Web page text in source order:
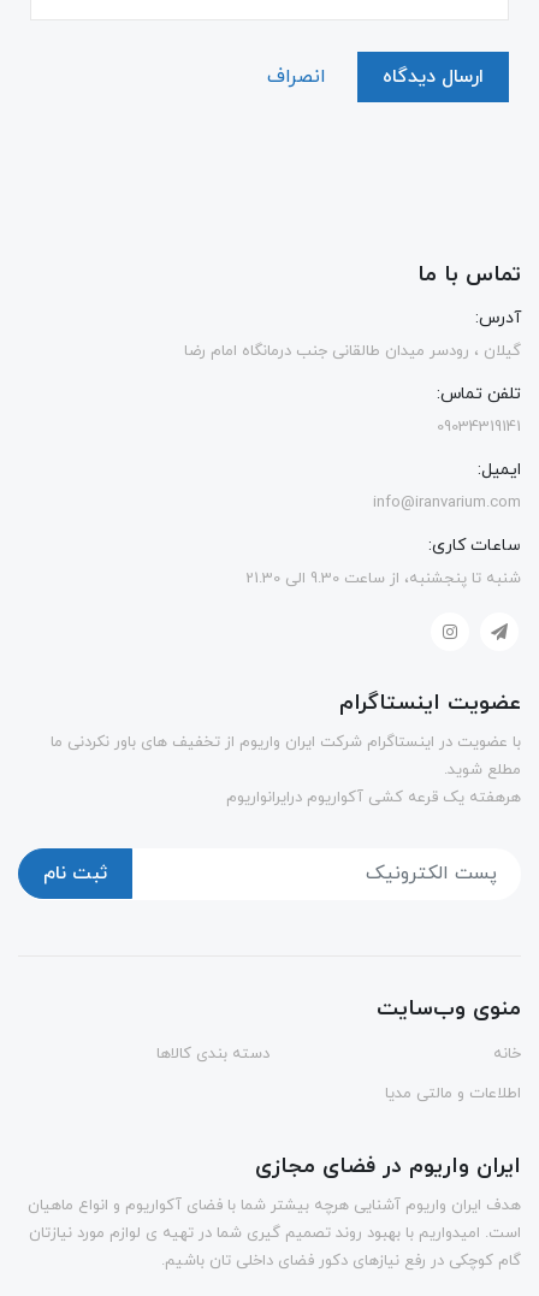
ارسال دیدگاه انصراف
تماس با ما
آدرس:
گیلان ، رودسر میدان طالقانی جنب درمانگاه امام رضا
تلفن تماس:
09034319141
ایمیل:
info@iranvarium.com
ساعات کاری:
شنبه تا پنجشنبه، از ساعت 9.30 الی 21.30
عضویت اینستاگرام
با عضویت در اینستاگرام شرکت ایران واریوم از تخفیف های باور نکردنی ما
مطلع شوید.
هرهفته یک قرعه کشی آکواریوم درایرانواریوم
ثبت نام
منوی وب‌سایت
خانه
دسته بندی کالاها
اطلاعات و مالتی مدیا
ایران واریوم در فضای مجازی
هدف ایران واریوم آشنایی هرچه بیشتر شما با فضای آکواریوم و انواع ماهیان
است. امیدواریم با بهبود روند تصمیم گیری شما در تهیه ی لوازم مورد نیازتان
گام کوچکی در رفع نیازهای دکور فضای داخلی تان باشیم.